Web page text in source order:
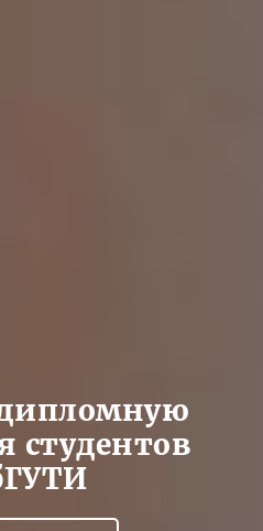
дипломную
студентов